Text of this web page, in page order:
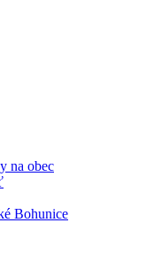
na obec
Bohunice